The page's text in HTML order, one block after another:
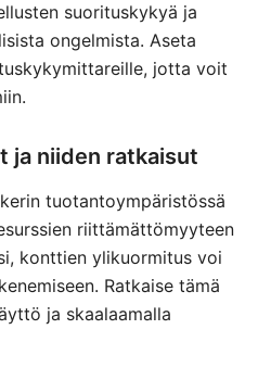
suorituskykyä ja
ongelmista. Aseta
jotta voit
ja niiden ratkaisut
tuotantoympäristössä
riittämättömyyteen
konttien ylikuormitus voi
Ratkaise tämä
ja skaalaamalla